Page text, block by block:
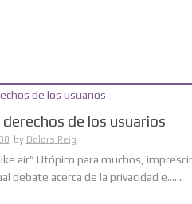
de los usuarios
by Dolors Reig
air” Utópico para muchos,
debate acerca de la privacidad e......